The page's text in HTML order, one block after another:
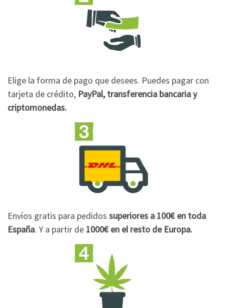
Elige la forma de pago que desees. Puedes pagar con
tarjeta de crédito, PayPal, transferencia bancaria y
criptomonedas.
Envíos gratis para pedidos superiores a 100€ en toda
España. Y a partir de 1000€ en el resto de Europa.